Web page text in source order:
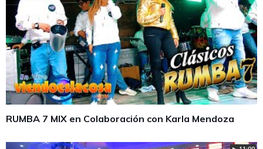
RUMBA 7 MIX en Colaboración con Karla Mendoza